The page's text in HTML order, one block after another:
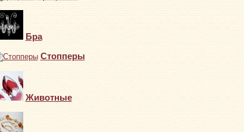
Бра
Стопперы
Животные